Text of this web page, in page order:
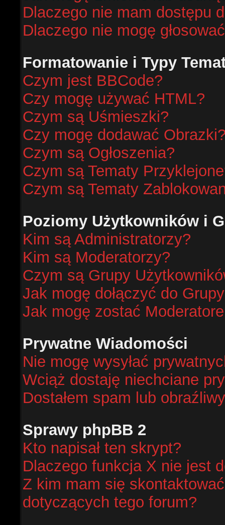
Dlaczego nie mam dostępu
Dlaczego nie mogę
Formatowanie i Typy
Czym jest BBCode?
Czy mogę używać HTML?
Czym są Uśmieszki?
Czy mogę dodawać
Czym są Ogłoszenia?
Czym są Tematy
Czym są Tematy
Poziomy Użytkowników i
Kim są Administratorzy?
Kim są Moderatorzy?
Czym są Grupy
Jak mogę dołączyć do
Jak mogę zostać
Prywatne Wiadomości
Nie mogę wysyłać
Wciąż dostaję niechciane
Dostałem spam lub
Sprawy phpBB 2
Kto napisał ten skrypt?
Dlaczego funkcja X nie jest
Z kim mam się
dotyczących tego forum?